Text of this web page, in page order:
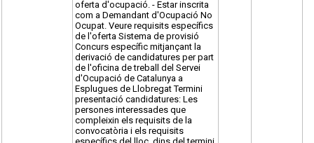
oferta d'ocupació. - Estar inscrita
com a Demandant d'Ocupació No
Ocupat. Veure requisits específics
de l'oferta Sistema de provisió
Concurs específic mitjançant la
derivació de candidatures per part
de l'oficina de treball del Servei
d'Ocupació de Catalunya a
Esplugues de Llobregat Termini
presentació candidatures: Les
persones interessades que
compleixin els requisits de la
convocatòria i els requisits